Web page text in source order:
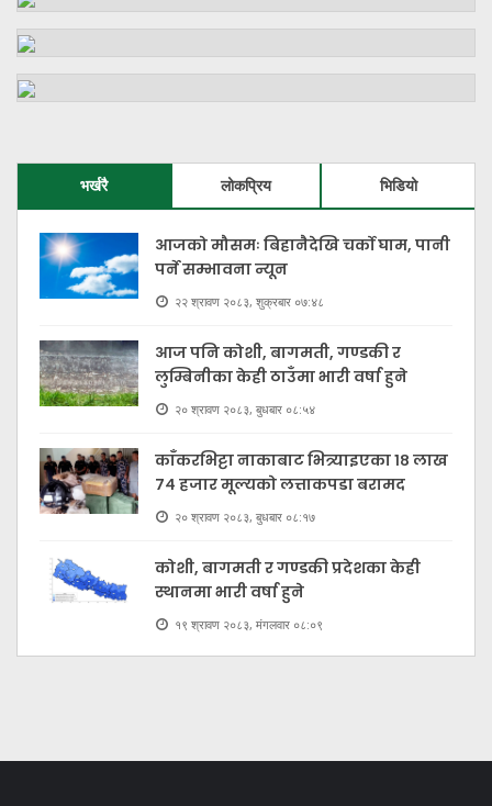
भर्खरै लोकप्रिय भिडियो
आजको मौसमः बिहानैदेखि चर्को घाम, पानी
पर्ने सम्भावना न्यून
२२ श्रावण २०८३, शुक्रबार ०७:४८
आज पनि कोशी, बागमती, गण्डकी र
लुम्बिनीका केही ठाउँमा भारी वर्षा हुने
२० श्रावण २०८३, बुधबार ०८:५४
काँकरभिट्टा नाकाबाट भित्र्याइएका १८ लाख
७४ हजार मूल्यकाे लत्ताकपडा बरामद
२० श्रावण २०८३, बुधबार ०८:१७
कोशी, बागमती र गण्डकी प्रदेशका केही
स्थानमा भारी वर्षा हुने
१९ श्रावण २०८३, मंगलवार ०८:०९